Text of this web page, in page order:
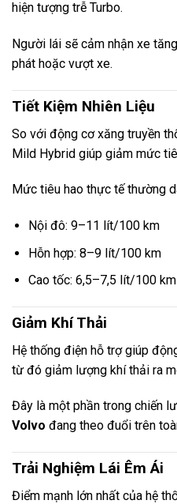
hiện tượng trễ Turbo.
Người lái sẽ cảm nhận xe
phát hoặc vượt xe.
Tiết Kiệm Nhiên Liệu
So với động cơ xăng truyền
Mild Hybrid giúp giảm mức
Mức tiêu hao thực tế thường
Nội đô: 9–11 lít/100 km
Hỗn hợp: 8–9 lít/100 km
Cao tốc: 6,5–7,5 lít/100 km
Giảm Khí Thải
Hệ thống điện hỗ trợ giúp
từ đó giảm lượng khí thải ra
Đây là một phần trong chiến
Volvo đang theo đuổi trên
Trải Nghiệm Lái Êm Ái
Điểm mạnh lớn nhất của hệ